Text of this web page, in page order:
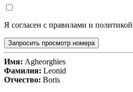
Я согласен с правилами и политикой
Запросить просмотр номера
Имя: Agheorghies
Фамилия: Leonid
Отчество: Boris